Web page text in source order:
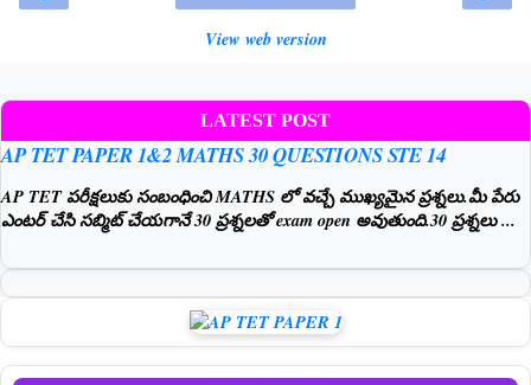
View web version
LATEST POST
AP TET PAPER 1&2 MATHS 30 QUESTIONS STE 14
AP TET పరీక్షలుకు సంబంధించి MATHS లో వచ్చే ముఖ్యమైన ప్రశ్నలు.మీ పేరు
ఎంటర్ చేసి సబ్మిట్ చేయగానే 30 ప్రశ్నలతో exam open అవుతుంది.30 ప్రశ్నలు ...